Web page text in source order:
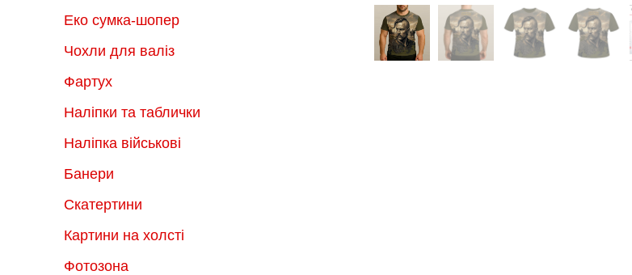
Еко сумка-шопер
Чохли для валіз
Фартух
Наліпки та таблички
Наліпка військові
Банери
Скатертини
Картини на холсті
Фотозона